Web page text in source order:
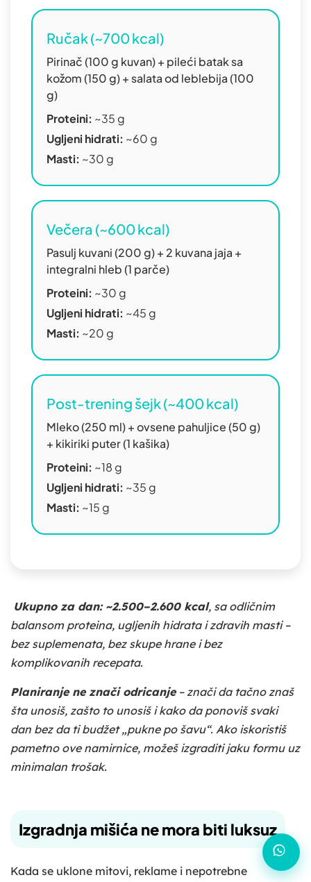
Ručak (~700 kcal)
Pirinač (100 g kuvan) + pileći batak sa
kožom (150 g) + salata od leblebija (100
g)
Proteini: ~35 g
Ugljeni hidrati: ~60 g
Masti: ~30 g
Večera (~600 kcal)
Pasulj kuvani (200 g) + 2 kuvana jaja +
integralni hleb (1 parče)
Proteini: ~30 g
Ugljeni hidrati: ~45 g
Masti: ~20 g
Post-trening šejk (~400 kcal)
Mleko (250 ml) + ovsene pahuljice (50 g)
+ kikiriki puter (1 kašika)
Proteini: ~18 g
Ugljeni hidrati: ~35 g
Masti: ~15 g
Ukupno za dan: ~2.500–2.600 kcal, sa odličnim
balansom proteina, ugljenih hidrata i zdravih masti –
bez suplemenata, bez skupe hrane i bez
komplikovanih recepata.
Planiranje ne znači odricanje– znači da tačno znaš
šta unosiš, zašto to unosiš i kako da ponoviš svaki
dan bez da ti budžet „pukne po šavu“. Ako iskoristiš
pametno ove namirnice, možeš izgraditi jaku formu uz
minimalan trošak.
Izgradnja mišića ne mora biti luksuz
Kada se uklone mitovi, reklame i nepotrebne